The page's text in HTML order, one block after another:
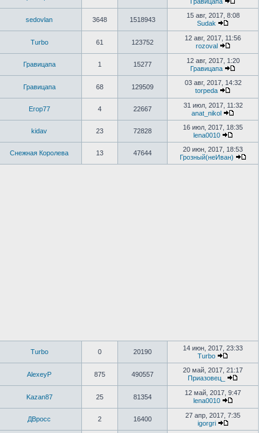
sedovlan 3648 1518943
15 авг, 2017, 8:08
Sudak
Turbo 61 123752
12 авг, 2017, 11:56
rozoval
Гравицапа 1 15277
12 авг, 2017, 1:20
Гравицапа
Гравицапа 68 129509
03 авг, 2017, 14:32
torpeda
Егор77 4 22667
31 июл, 2017, 11:32
anat_nikol
kidav 23 72828
16 июл, 2017, 18:35
lena0010
Снежная Королева 13 47644
20 июн, 2017, 18:53
Грозный(неИван)
Turbo 0 20190
14 июн, 2017, 23:33
Turbo
AlexeyP 875 490557
20 май, 2017, 21:17
Приазовец_
Kazan87 25 81354
12 май, 2017, 9:47
lena0010
ДВросс 2 16400
27 апр, 2017, 7:35
igorgri